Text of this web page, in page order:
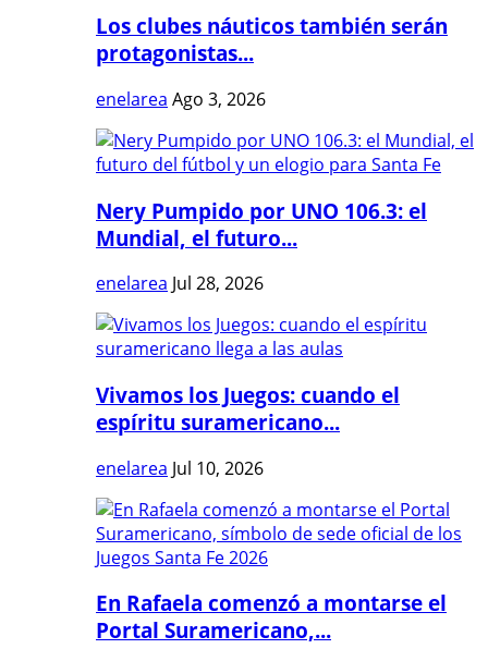
Los clubes náuticos también serán
protagonistas...
enelarea Ago 3, 2026
Nery Pumpido por UNO 106.3: el
Mundial, el futuro...
enelarea Jul 28, 2026
Vivamos los Juegos: cuando el
espíritu suramericano...
enelarea Jul 10, 2026
En Rafaela comenzó a montarse el
Portal Suramericano,...